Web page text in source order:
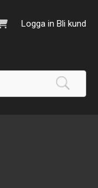
Logga in Bli kund